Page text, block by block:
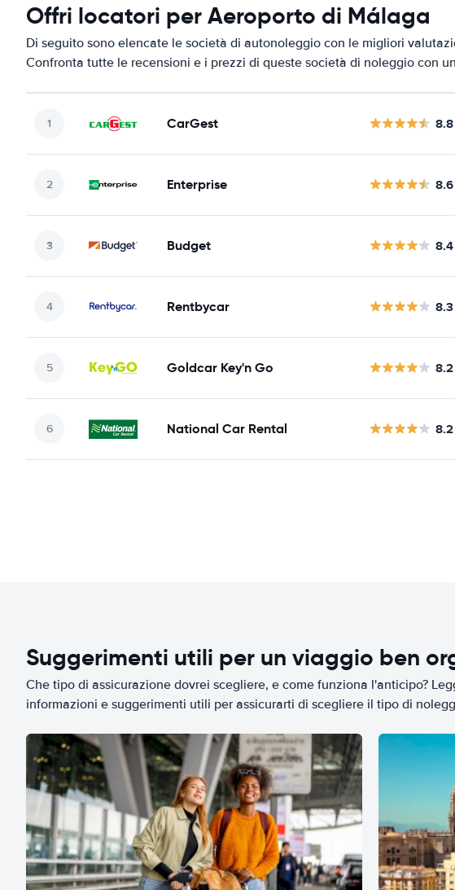
Offri locatori per Aeroporto di Málaga
Di seguito sono elencate le società di autonoleggio con le migliori
Confronta tutte le recensioni e i prezzi di queste società di noleggio con
CarGest 8.8
Enterprise 8.6
Budget 8.4
Rentbycar 8.3
Goldcar Key'n Go 8.2
National Car Rental 8.2
Suggerimenti utili per un viaggio ben
Che tipo di assicurazione dovrei scegliere, e come funziona l'anticipo?
informazioni e suggerimenti utili per assicurarti di scegliere il tipo di